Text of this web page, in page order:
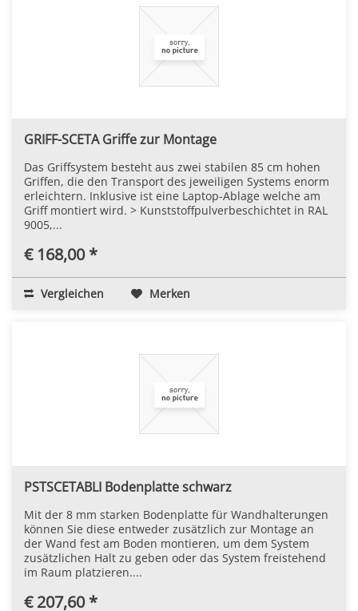
GRIFF-SCETA Griffe zur Montage
Das Griffsystem besteht aus zwei stabilen 85 cm hohen
Griffen, die den Transport des jeweiligen Systems enorm
erleichtern. Inklusive ist eine Laptop-Ablage welche am
Griff montiert wird. > Kunststoffpulverbeschichtet in RAL
9005,...
€ 168,00 *
Vergleichen Merken
PSTSCETABLI Bodenplatte schwarz
Mit der 8 mm starken Bodenplatte für Wandhalterungen
können Sie diese entweder zusätzlich zur Montage an
der Wand fest am Boden montieren, um dem System
zusätzlichen Halt zu geben oder das System freistehend
im Raum platzieren....
€ 207,60 *